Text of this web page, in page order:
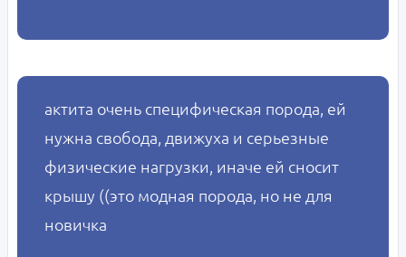
актита очень специфическая порода, ей
нужна свобода, движуха и серьезные
физические нагрузки, иначе ей сносит
крышу ((это модная порода, но не для
новичка